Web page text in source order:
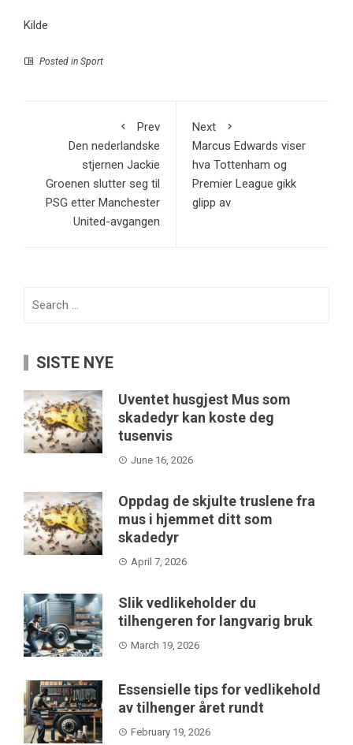
Kilde
Posted in Sport
Prev
Den nederlandske
stjernen Jackie
Groenen slutter seg til
PSG etter Manchester
United-avgangen
Next
Marcus Edwards viser
hva Tottenham og
Premier League gikk
glipp av
SISTE NYE
Uventet husgjest Mus som
skadedyr kan koste deg
tusenvis
June 16, 2026
Oppdag de skjulte truslene fra
mus i hjemmet ditt som
skadedyr
April 7, 2026
Slik vedlikeholder du
tilhengeren for langvarig bruk
March 19, 2026
Essensielle tips for vedlikehold
av tilhenger året rundt
February 19, 2026